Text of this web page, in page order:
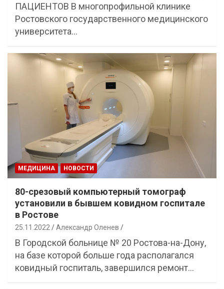
ПАЦИЕНТОВ В многопрофильной клинике
Ростовского государственного медицинского
университета…
МЕДИЦИНА НОВОСТИ
80-срезовый компьютерный томограф
установили в бывшем ковидном госпитале
в Ростове
25.11.2022 Александр Оленев
В Городской больнице № 20 Ростова-на-Дону,
на базе которой больше года располагался
ковидный госпиталь, завершился ремонт…